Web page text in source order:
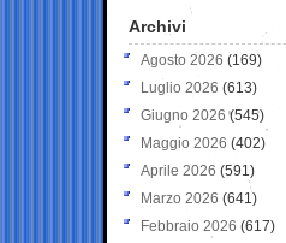
Archivi
Agosto 2026 (169)
Luglio 2026 (613)
Giugno 2026 (545)
Maggio 2026 (402)
Aprile 2026 (591)
Marzo 2026 (641)
Febbraio 2026 (617)